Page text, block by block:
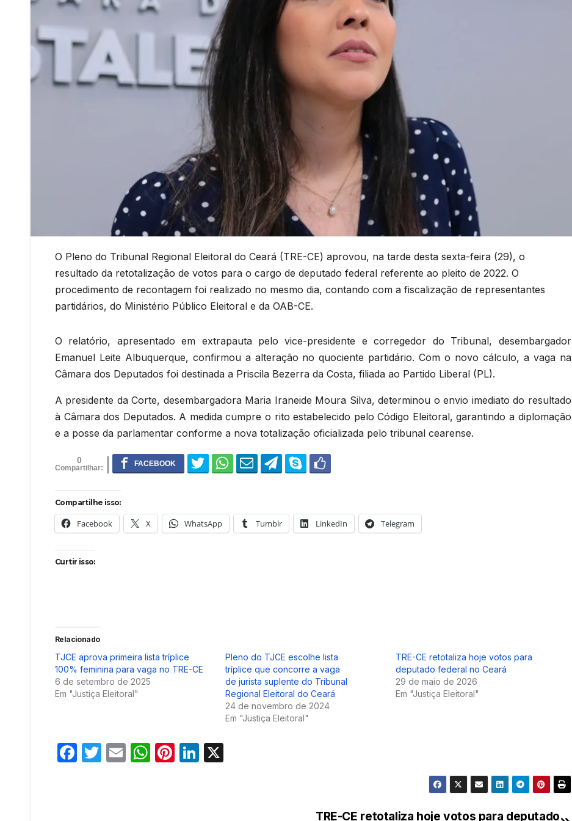
O Pleno do Tribunal Regional Eleitoral do Ceará (TRE-CE) aprovou, na tarde desta sexta-feira (29), o
resultado da retotalização de votos para o cargo de deputado federal referente ao pleito de 2022. O
procedimento de recontagem foi realizado no mesmo dia, contando com a fiscalização de representantes
partidários, do Ministério Público Eleitoral e da OAB-CE.
O relatório, apresentado em extrapauta pelo vice-presidente e corregedor do Tribunal, desembargador
Emanuel Leite Albuquerque, confirmou a alteração no quociente partidário. Com o novo cálculo, a vaga na
Câmara dos Deputados foi destinada a Priscila Bezerra da Costa, filiada ao Partido Liberal (PL).
A presidente da Corte, desembargadora Maria Iraneide Moura Silva, determinou o envio imediato do resultado
à Câmara dos Deputados. A medida cumpre o rito estabelecido pelo Código Eleitoral, garantindo a diplomação
e a posse da parlamentar conforme a nova totalização oficializada pelo tribunal cearense.
0
Compartilhe isso:
Facebook X WhatsApp Tumblr LinkedIn Telegram
Curtir isso:
Relacionado
TJCE aprova primeira lista tríplice
100% feminina para vaga no TRE-CE
6 de setembro de 2025
Em "Justiça Eleitoral"
Pleno do TJCE escolhe lista
tríplice que concorre a vaga
de jurista suplente do Tribunal
Regional Eleitoral do Ceará
24 de novembro de 2024
Em "Justiça Eleitoral"
TRE-CE retotaliza hoje votos para
deputado federal no Ceará
29 de maio de 2026
Em "Justiça Eleitoral"
F
T
E
W Pi Li
TRE-CE retotaliza hoje votos para deputado